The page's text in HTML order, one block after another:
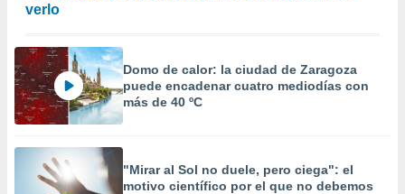
verlo
Domo de calor: la ciudad de Zaragoza
puede encadenar cuatro mediodías con
más de 40 ºC
"Mirar al Sol no duele, pero ciega": el
motivo científico por el que no debemos